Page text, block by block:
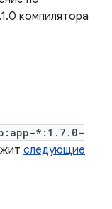
компилятора
*:1.7.0-
следующие